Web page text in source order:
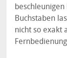
Buchstaben
nicht so exakt